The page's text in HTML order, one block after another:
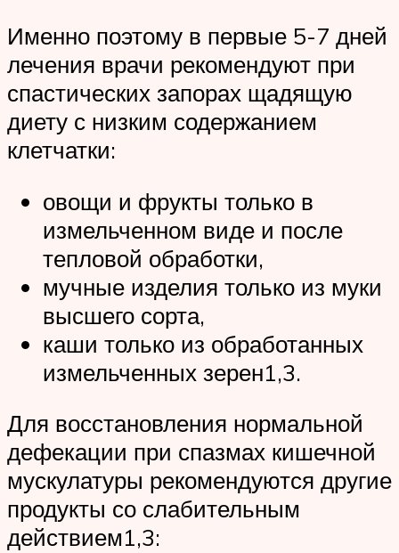
Именно поэтому в первые 5-7 дней
лечения врачи рекомендуют при
спастических запорах щадящую
диету с низким содержанием
клетчатки:
овощи и фрукты только в
измельченном виде и после
тепловой обработки,
мучные изделия только из муки
высшего сорта,
каши только из обработанных
измельченных зерен1,3.
Для восстановления нормальной
дефекации при спазмах кишечной
мускулатуры рекомендуются другие
продукты со слабительным
действием1,3: